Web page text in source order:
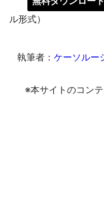
ル形式）
執筆者： ケーソルー
※本サイトのコン